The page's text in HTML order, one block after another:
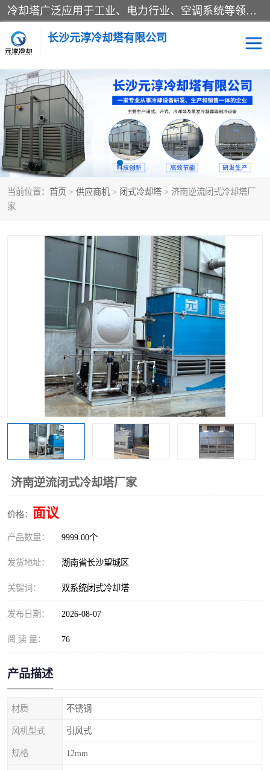
冷却塔广泛应用于工业、电力行业、空调系统等领域。在电力行业中，用于冷却发电机组的循环水；在工业生产中，如化工、冶金等行业，可降低生产过程中产生的热量；在空调系统中，为空调设备提供冷却水源
长沙元淳冷却塔有限公司
当前位置： 首页 > 供应商机 > 闭式冷却塔 > 济南逆流闭式冷却塔厂
家
济南逆流闭式冷却塔厂家
价格： 面议
产品数量： 9999.00个
发货地址： 湖南省长沙望城区
关键词： 双系统闭式冷却塔
发布日期： 2026-08-07
阅 读 量： 76
产品描述
材质 不锈钢
风机型式 引风式
规格 12mm
方形开式冷却塔 圆形冷却塔
闭式冷却塔 水箱
电控箱 水泵
板式换热器